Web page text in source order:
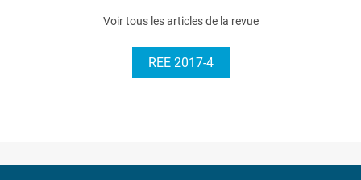
Voir tous les articles de la revue
REE 2017-4